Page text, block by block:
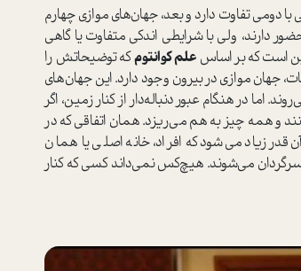
دومی تفاوت دارد و بعد، جهان‌های موازی چهارم
دارند، ولی با شرایطی اندکی متفاوت یا گاهی
است که بر اساس علم کوانتومکه توضیحاتش را
جهان موازی در بیرون وجود دارد. این جهان‌های
اما در هنگام عبور دنباله‌دار از کنار زمین، اگر
و همه چیز به هم می‌ریزد. همان اتفاقی که در
زیاد می‌شود که افراد، خانه اصلی یا همان
سرگردان می‌شوند. هیچ‌کس نمی‌داند کسی که کنار